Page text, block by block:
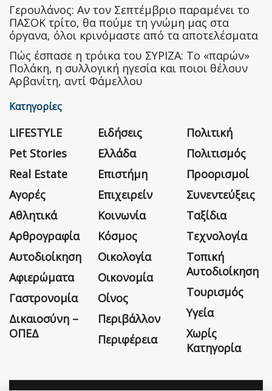
Γερουλάνος: Αν τον Σεπτέμβριο παραμένει το
ΠΑΣΟΚ τρίτο, θα πούμε τη γνώμη μας στα
όργανα, όλοι κρινόμαστε από τα αποτελέσματα
Πώς έσπασε η τρόικα του ΣΥΡΙΖΑ: Το «παρών»
Πολάκη, η συλλογική ηγεσία και ποιοι θέλουν
Αρβανίτη, αντί Φάμελλου
Κατηγορίες
LIFESTYLE
Pet Stories
Real Estate
Αγορές
Αθλητικά
Αρθρογραφία
Αυτοδιοίκηση
Αφιερώματα
Γαστρονομία
Δικαιοσύνη –
ΟΠΕΔ
Ειδήσεις
Ελλάδα
Επιστήμη
Επιχειρείν
Κοινωνία
Κόσμος
Οικολογία
Οικονομία
Οίνος
Περιβάλλον
Περιφέρεια
Πολιτική
Πολιτισμός
Προορισμοί
Συνεντεύξεις
Ταξίδια
Τεχνολογία
Τοπική
Αυτοδιοίκηση
Τουρισμός
Υγεία
Χωρίς
Κατηγορία